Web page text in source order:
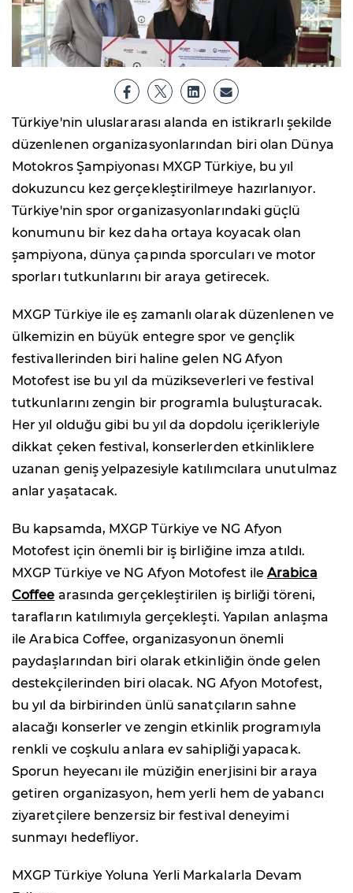
Türkiye'nin uluslararası alanda en istikrarlı şekilde
düzenlenen organizasyonlarından biri olan Dünya
Motokros Şampiyonası MXGP Türkiye, bu yıl
dokuzuncu kez gerçekleştirilmeye hazırlanıyor.
Türkiye'nin spor organizasyonlarındaki güçlü
konumunu bir kez daha ortaya koyacak olan
şampiyona, dünya çapında sporcuları ve motor
sporları tutkunlarını bir araya getirecek.
MXGP Türkiye ile eş zamanlı olarak düzenlenen ve
ülkemizin en büyük entegre spor ve gençlik
festivallerinden biri haline gelen NG Afyon
Motofest ise bu yıl da müzikseverleri ve festival
tutkunlarını zengin bir programla buluşturacak.
Her yıl olduğu gibi bu yıl da dopdolu içerikleriyle
dikkat çeken festival, konserlerden etkinliklere
uzanan geniş yelpazesiyle katılımcılara unutulmaz
anlar yaşatacak.
Bu kapsamda, MXGP Türkiye ve NG Afyon
Motofest için önemli bir iş birliğine imza atıldı.
MXGP Türkiye ve NG Afyon Motofest ileArabica
Coffee arasında gerçekleştirilen iş birliği töreni,
tarafların katılımıyla gerçekleşti. Yapılan anlaşma
ile Arabica Coffee, organizasyonun önemli
paydaşlarından biri olarak etkinliğin önde gelen
destekçilerinden biri olacak. NG Afyon Motofest,
bu yıl da birbirinden ünlü sanatçıların sahne
alacağı konserler ve zengin etkinlik programıyla
renkli ve coşkulu anlara ev sahipliği yapacak.
Sporun heyecanı ile müziğin enerjisini bir araya
getiren organizasyon, hem yerli hem de yabancı
ziyaretçilere benzersiz bir festival deneyimi
sunmayı hedefliyor.
MXGP Türkiye Yoluna Yerli Markalarla Devam